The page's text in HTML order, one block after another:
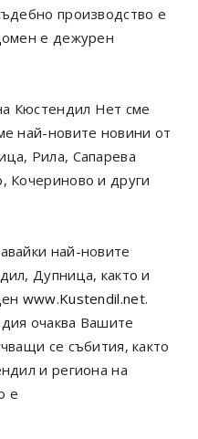
производство е
е дежурен
Кюстендил Нет сме
най-новите новини от
Рила, Сапарева
Кочериново и други
най-новите
Дупница, както и
www.Kustendil.net.
очаква Вашите
се събития, както
и региона на
е